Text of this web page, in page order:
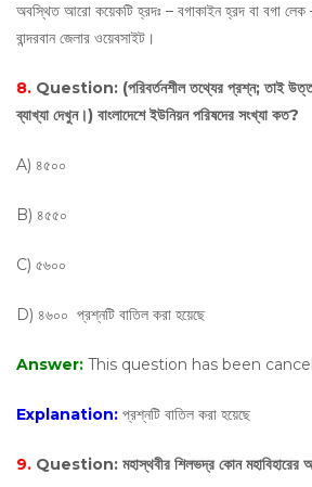
অবস্থিত আরো কয়েকটি হ্রদঃ – বগাকাইন হ্রদ বা বগা লেক
বান্দরবান জেলার ওয়েবসাইট।
8. Question: (পরিবর্তনশীল তথ্যের প্রশ্ন; তাই
ব্যাখ্যা দেখুন।) বাংলাদেশে ইউনিয়ন পরিষদের সংখ্যা কত?
A) ৪৫০০
B) ৪৫৫০
C) ৫৬০০
D) ৪৬০০ প্রশ্নটি বাতিল করা হয়েছে
Answer: This question has been
Explanation: প্রশ্নটি বাতিল করা হয়েছে
9. Question: মহাস্থবীর শিলভদ্র কোন মহাবিহারের